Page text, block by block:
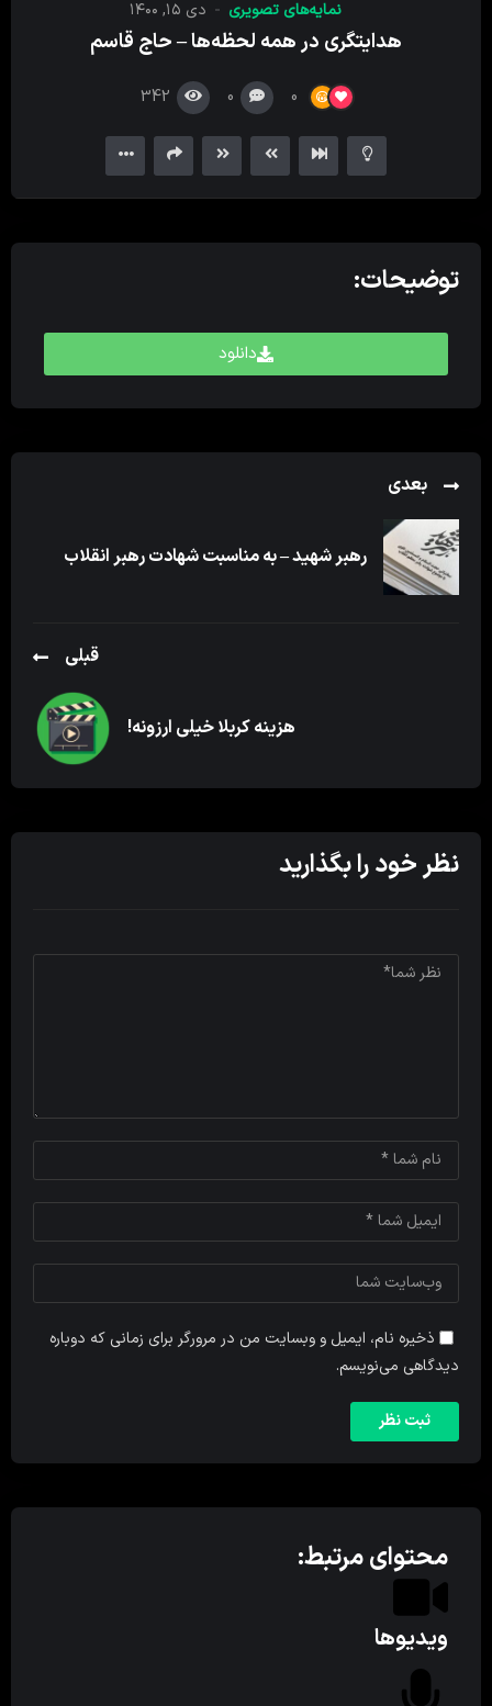
نمایه‌های تصویری دی ۱۵, ۱۴۰۰
هدایتگری در همه لحظه‌ها – حاج قاسم
0
0
342
توضیحات:
دانلود
بعدی
رهبر شهید – به مناسبت شهادت رهبر انقلاب
قبلی
هزینه کربلا خیلی ارزونه!
نظر خود را بگذارید
ذخیره نام، ایمیل و وبسایت من در مرورگر برای زمانی که دوباره
دیدگاهی می‌نویسم.
محتوای مرتبط:
ویدیوها